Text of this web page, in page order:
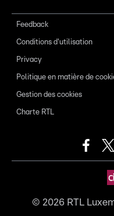
Feedback
Conditions d'utilisation
Privacy
Politique en matière de
Gestion des cookies
Charte RTL
© 2026RTL